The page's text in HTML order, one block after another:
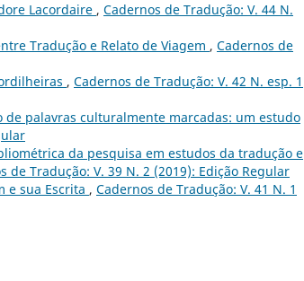
Lacordaire , Cadernos de Tradução: V. 44 N.
Tradução e Relato de Viagem , Cadernos de
, Cadernos de Tradução: V. 42 N. esp. 1
de palavras culturalmente marcadas: um estudo
da pesquisa em estudos da tradução e
de Tradução: V. 39 N. 2 (2019): Edição Regular
e sua Escrita , Cadernos de Tradução: V. 41 N. 1